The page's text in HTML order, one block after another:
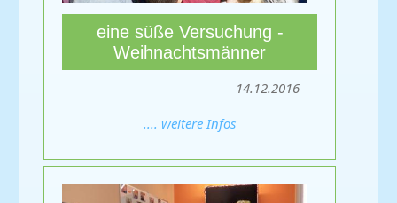
eine süße Versuchung -
Weihnachtsmänner
14.12.2016
.... weitere Infos